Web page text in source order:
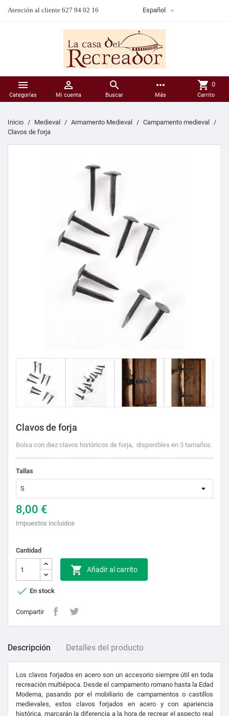
Atención al cliente 627 94 02 16 Español 

Categorías

Mi cuenta

Buscar
more_horiz
Más
shopping_cart 0
Carrito
Inicio Medieval Armamento Medieval
Campamento medieval
Clavos de forja
Clavos de forja
Bolsa con diez clavos históricos de forja, disponibles en 3 tamaños.
Tallas
8,00 €
Impuestos incluidos
Cantidad
 Añadir al carrito
 En stock
Compartir
Descripción Detalles del producto
Los clavos forjados en acero son un accesorio siempre útil en toda
recreación multiépoca. Desde el campamento romano hasta la Edad
Moderna, pasando por el mobiliario de campamentos o castillos
medievales, estos clavos forjados en acero y con apariencia
histórica, marcarán la diferencia a la hora de recrear el aspecto real